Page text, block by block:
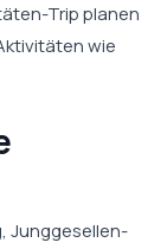
Trip planen
wie
Junggesellen-